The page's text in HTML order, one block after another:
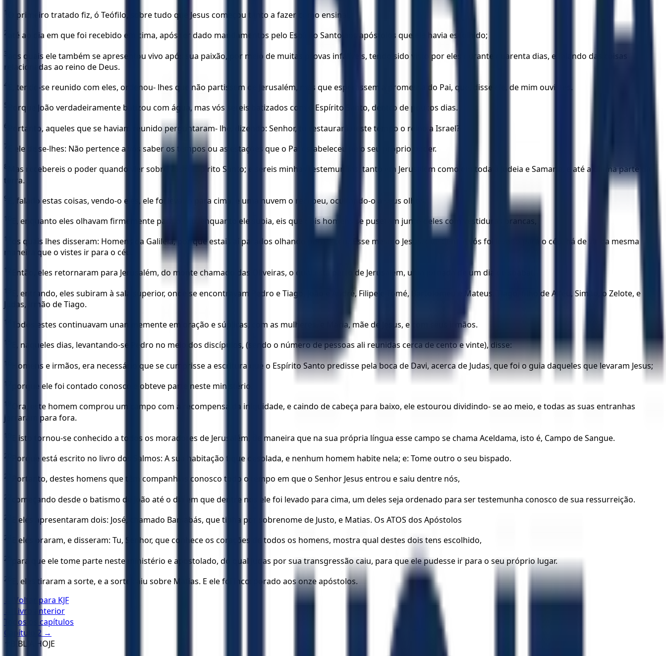
1 O primeiro tratado fiz, ó Teófilo, sobre tudo que Jesus começou tanto a fazer como ensinar,
2 até ao dia em que foi recebido em cima, após ter dado mandamentos pelo Espírito Santo aos apóstolos que ele havia escolhido;
3
aos quais ele também se apresentou vivo após sua paixão, por meio de muitas provas infalíveis, tendo sido visto por eles durante quarenta dias, e falando das coisas
relacionadas ao reino de Deus.
4 E, tendo-se reunido com eles, ordenou- lhes que não partissem de Jerusalém, mas que esperassem a promessa do Pai, que, disse ele, de mim ouvistes.
5 Porque João verdadeiramente batizou com água, mas vós sereis batizados com o Espírito Santo, dentro de poucos dias.
6 Portanto, aqueles que se haviam reunido perguntaram- lhe, dizendo: Senhor, tu restaurará neste tempo o reino a Israel?
7 E ele disse-lhes: Não pertence a vós saber os tempos ou as estações que o Pai estabeleceu pelo seu próprio poder.
8
Mas recebereis o poder quando vier sobre vós o Espírito Santo; e sereis minhas testemunhas, tanto em Jerusalém como em toda a Judeia e Samaria, e até a última parte da
terra.
9 E, falado estas coisas, vendo-o eles, ele foi levado para cima, e uma nuvem o recebeu, ocultando-o a seus olhos.
10 E, enquanto eles olhavam firmemente para o céu, enquanto ele subia, eis que dois homens se puseram junto deles com vestiduras brancas,
11
os quais lhes disseram: Homens da Galileia, por que estais aí parados olhando para o céu? Esse mesmo Jesus, que dentre vós foi levado para o céu, há de vir da mesma
maneira que o vistes ir para o céu.
12 Então, eles retornaram para Jerusalém, do monte chamado das Oliveiras, o qual está perto de Jerusalém, uma jornada de um dia de shabat.
13
E, entrando, eles subiram à sala superior, onde se encontravam Pedro e Tiago, João e André, Filipe e Tomé, Bartolomeu e Mateus, Tiago, filho de Alfeu, Simão, o Zelote, e
Judas, irmão de Tiago.
14 Todos estes continuavam unanimemente em oração e súplicas, com as mulheres, e Maria, mãe de Jesus, e com seus irmãos.
15 E, naqueles dias, levantando-se Pedro no meio dos discípulos, (sendo o número de pessoas ali reunidas cerca de cento e vinte), disse:
16 Homens e irmãos, era necessário que se cumprisse a escritura que o Espírito Santo predisse pela boca de Davi, acerca de Judas, que foi o guia daqueles que levaram Jesus;
17 porque ele foi contado conosco e obteve parte neste ministério.
18
Ora, este homem comprou um campo com a recompensa da iniquidade, e caindo de cabeça para baixo, ele estourou dividindo- se ao meio, e todas as suas entranhas
jorraram para fora.
19 E isto tornou-se conhecido a todos os moradores de Jerusalém, de maneira que na sua própria língua esse campo se chama Aceldama, isto é, Campo de Sangue.
20 Porque está escrito no livro dos Salmos: A sua habitação fique desolada, e nenhum homem habite nela; e: Tome outro o seu bispado.
21 Portanto, destes homens que têm companhias conosco todo o tempo em que o Senhor Jesus entrou e saiu dentre nós,
22 começando desde o batismo de João até o dia em que dentre nós ele foi levado para cima, um deles seja ordenado para ser testemunha conosco de sua ressurreição.
23 E eles apresentaram dois: José, chamado Barsabás, que tinha por sobrenome de Justo, e Matias. Os ATOS dos Apóstolos
24 E eles oraram, e disseram: Tu, Senhor, que conhece os corações de todos os homens, mostra qual destes dois tens escolhido,
25 para que ele tome parte neste ministério e apostolado, do qual Judas por sua transgressão caiu, para que ele pudesse ir para o seu próprio lugar.
26
E, eles tiraram a sorte, e a sorte caiu sobre Matias. E ele foi incorporado aos onze apóstolos.
← Voltar para KJF
← Livro anterior
Todos os capítulos
Capítulo
2 →
BÍBLIA HOJE